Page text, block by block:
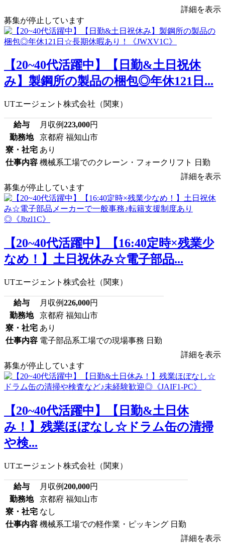
詳細を表示
募集が停止しています
【20~40代活躍中】【日勤&土日祝休
み】製鋼所の製品の梱包◎年休121日...
UTエージェント株式会社（関東）
給与 月収例223,000円
勤務地
京都府 福知山市
寮・社宅 あり
仕事内容 機械系工場でのクレーン・フォークリフト 日勤
詳細を表示
募集が停止しています
【20~40代活躍中】【16:40定時×残業少
なめ！】土日祝休み☆電子部品...
UTエージェント株式会社（関東）
給与 月収例226,000円
勤務地
京都府 福知山市
寮・社宅 あり
仕事内容 電子部品系工場での現場事務 日勤
詳細を表示
募集が停止しています
【20~40代活躍中】【日勤&土日休
み！】残業ほぼなし☆ドラム缶の清掃
や検...
UTエージェント株式会社（関東）
給与 月収例200,000円
勤務地
京都府 福知山市
寮・社宅 なし
仕事内容 機械系工場での軽作業・ピッキング 日勤
詳細を表示